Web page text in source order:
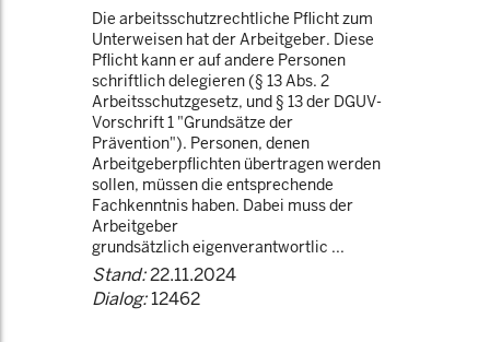
Die arbeitsschutzrechtliche Pflicht zum
Unterweisen hat der Arbeitgeber. Diese
Pflicht kann er auf andere Personen
schriftlich delegieren (§ 13 Abs. 2
Arbeitsschutzgesetz, und § 13 der DGUV-
Vorschrift 1 "Grundsätze der
Prävention"). Personen, denen
Arbeitgeberpflichten übertragen werden
sollen, müssen die entsprechende
Fachkenntnis haben. Dabei muss der
Arbeitgeber
grundsätzlich eigenverantwortlic ...
Stand:22.11.2024
Dialog:12462